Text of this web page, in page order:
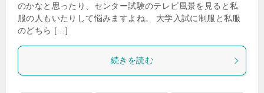
のかなと思ったり、センター試験のテレビ風景を見ると私
服の人もいたりして悩みますよね。 大学入試に制服と私服
のどちら […]
続きを読む